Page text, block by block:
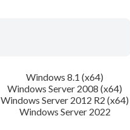
Windows 8.1 (x64)
Windows Server 2008 (x64)
Windows Server 2012 R2 (x64)
Windows Server 2022